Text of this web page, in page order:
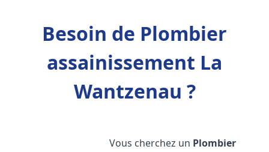
Besoin de Plombier
assainissement La
Wantzenau ?
Vous cherchez un Plombier